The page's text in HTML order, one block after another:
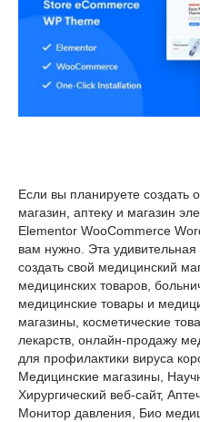
Если вы планируете создать
магазин, аптеку и магазин
Elementor WooCommerce
вам нужно. Эта
создать свой медицинский
медицинских товаров,
медицинские товары и
магазины, косметические
лекарств, онлайн-продажу
для профилактики вируса
Медицинские магазины,
Хирургический веб-сайт,
Монитор давления, Био